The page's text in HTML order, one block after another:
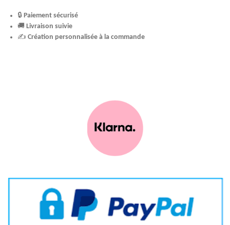
🔒Paiement sécurisé
🚚 Livraison suivie
✍️ Création personnalisée à la commande